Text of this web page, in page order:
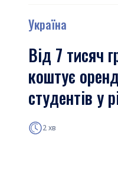
Україна
Від 7 тисяч
коштує
студентів у
2 хв